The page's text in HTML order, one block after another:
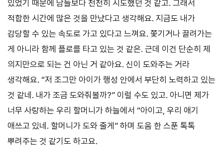
있었기 때문에 남들보다 천천히 시도했던 것 같고. 그래서
적합한 시간에 많은 것을 만났다고 생각해요. 지금도 내가
감당할 수 있는 속도로 가고 있다고 느껴요. 쫓기거나 끌려가는
게 아니라 함께 플로를 타고 있는 것 같은. 근데 이건 단순히 제
의지만으로 되는 건 아닌 거 같아요. 신이 도와주는 거라
생각해요. “저 조그만 아이가 행성 안에서 부단히 노력하고 있는
것 같네. 내가 조금 도와줘볼까?” 이럴 수도 있고. 아니면 제가
너무 사랑하는 우리 할머니가 하늘에서 “아이고, 우리 애기
애쓰고 있네. 할머니가 도와 줄게” 하며 도움 한 스푼 톡톡
뿌려주는 것 같기도 하고요.